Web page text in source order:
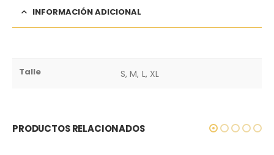
INFORMACIÓN ADICIONAL
Talle S, M, L, XL
PRODUCTOS RELACIONADOS